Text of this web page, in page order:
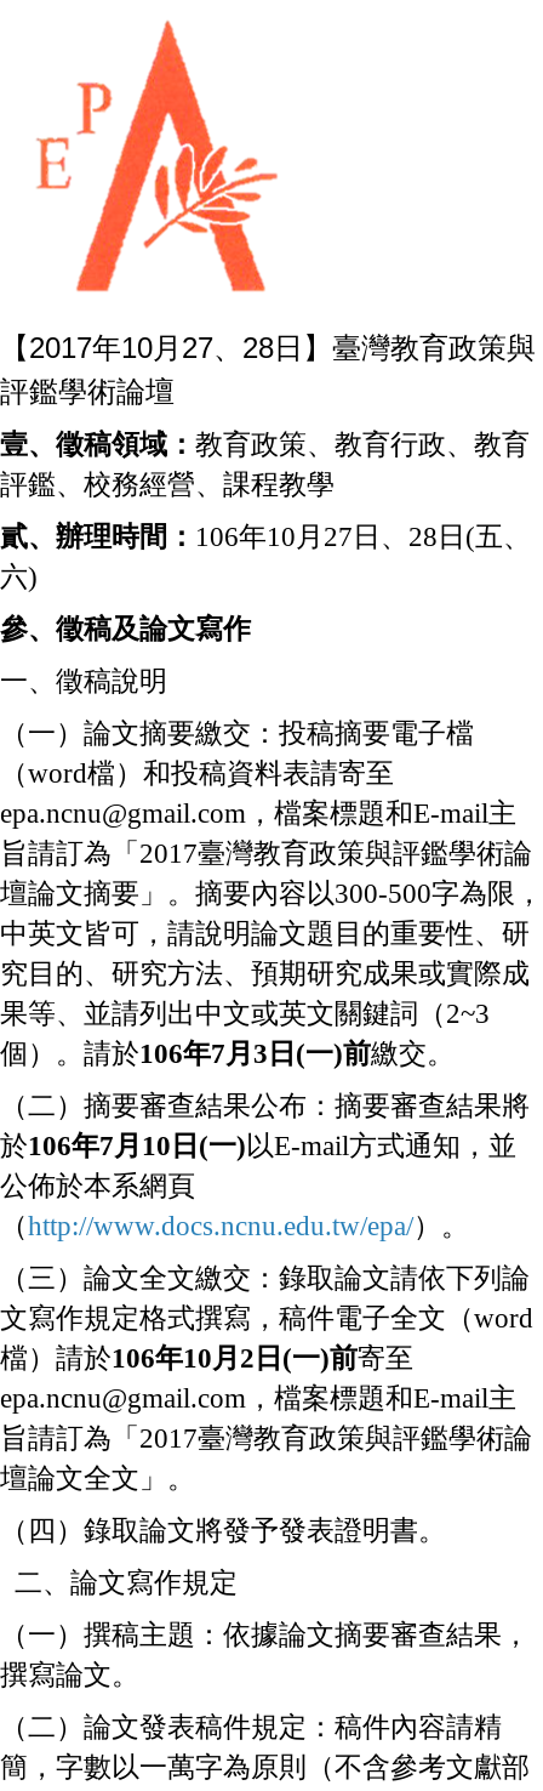
【2017年10月27、28日】臺灣教育政策與
評鑑學術論壇
壹、徵稿領域： 教育政策、教育行政、教育
評鑑、校務經營、課程教學
貳、辦理時間： 106年10月27日、28日(五、
六)
參、徵稿及論文寫作
一、徵稿說明
（一）論文摘要繳交：投稿摘要電子檔
（word檔）和投稿資料表請寄至
epa.ncnu@gmail.com ，檔案標題和E-mail主
旨請訂為「2017臺灣教育政策與評鑑學術論
壇論文摘要」。摘要內容以300-500字為限，
中英文皆可，請說明論文題目的重要性、研
究目的、研究方法、預期研究成果或實際成
果等、並請列出中文或英文關鍵詞（2~3
個）。請於106年7月3日(一)前繳交。
（二）摘要審查結果公布：摘要審查結果將
於106年7月10日(一)以E-mail方式通知，並
公佈於本系網頁
（http://www.docs.ncnu.edu.tw/epa/）。
（三）論文全文繳交：錄取論文請依下列論
文寫作規定格式撰寫，稿件電子全文（word
檔）請於106年10月2日(一)前寄至
epa.ncnu@gmail.com ，檔案標題和E-mail主
旨請訂為「2017臺灣教育政策與評鑑學術論
壇論文全文」。
（四）錄取論文將發予發表證明書。
二、論文寫作規定
（一）撰稿主題：依據論文摘要審查結果，
撰寫論文。
（二）論文發表稿件規定：稿件內容請精
簡，字數以一萬字為原則（不含參考文獻部